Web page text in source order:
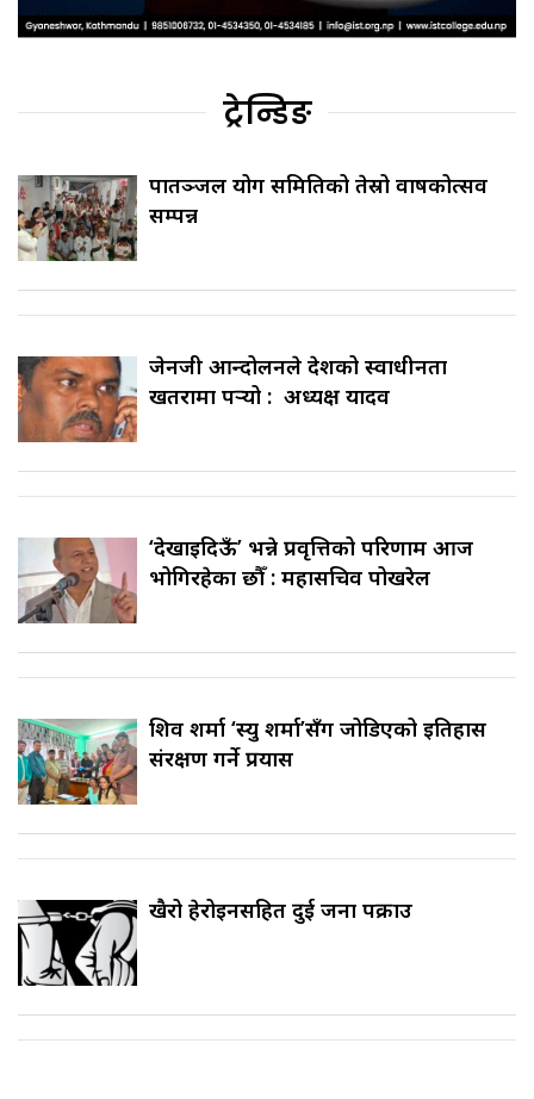
ट्रेन्डिङ
पातञ्जल योग समितिको तेस्रो वार्षिकोत्सव
सम्पन्न
जेनजी आन्दोलनले देशको स्वाधीनता
खतरामा पर्‍यो : अध्यक्ष यादव
‘देखाइदिऊँ’ भन्ने प्रवृत्तिको परिणाम आज
भोगिरहेका छौँ : महासचिव पोखरेल
शिव शर्मा ‘स्यु शर्मा’सँग जोडिएको इतिहास
संरक्षण गर्ने प्रयास
खैरो हेरोइनसहित दुई जना पक्राउ